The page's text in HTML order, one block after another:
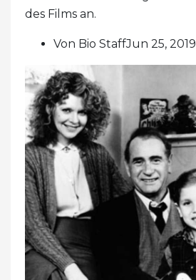
des Films an.
Von Bio StaffJun 25, 2019